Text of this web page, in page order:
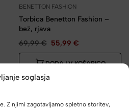
soglasja
Z njimi zagotavljamo spletno storitev,
BENETTON FASHION
Torbica Benetton Fashion –
bež, rjava
69,99€ 55,99 €
DODAJ V KOŠARICO